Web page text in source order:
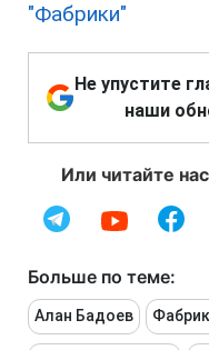
"Фабрики"
Не упустите
наши
Или читайте
Больше по теме:
Алан Бадоев